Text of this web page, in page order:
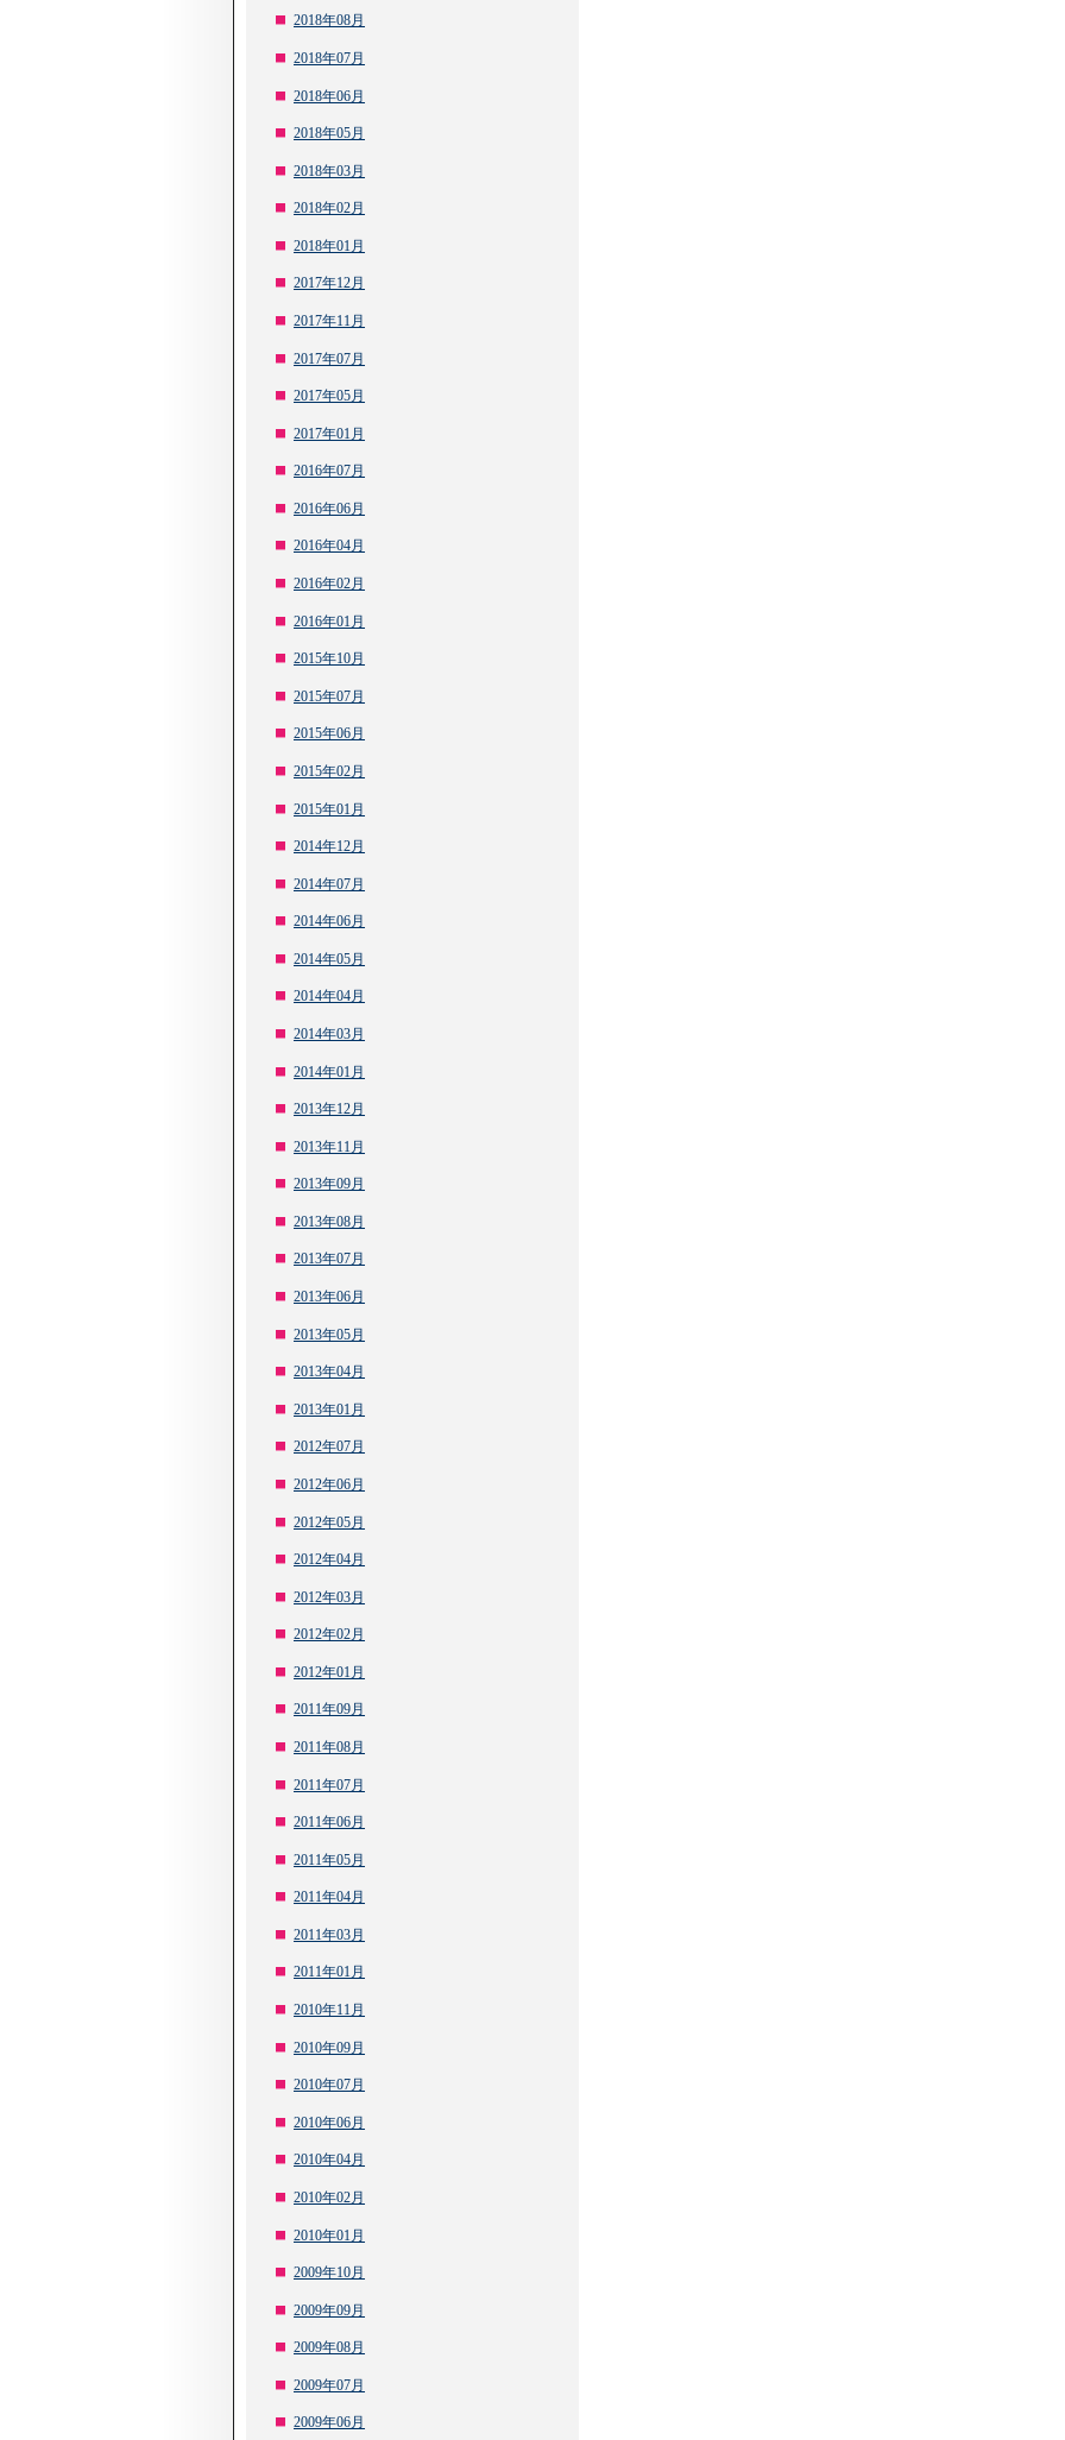
2018年08月
2018年07月
2018年06月
2018年05月
2018年03月
2018年02月
2018年01月
2017年12月
2017年11月
2017年07月
2017年05月
2017年01月
2016年07月
2016年06月
2016年04月
2016年02月
2016年01月
2015年10月
2015年07月
2015年06月
2015年02月
2015年01月
2014年12月
2014年07月
2014年06月
2014年05月
2014年04月
2014年03月
2014年01月
2013年12月
2013年11月
2013年09月
2013年08月
2013年07月
2013年06月
2013年05月
2013年04月
2013年01月
2012年07月
2012年06月
2012年05月
2012年04月
2012年03月
2012年02月
2012年01月
2011年09月
2011年08月
2011年07月
2011年06月
2011年05月
2011年04月
2011年03月
2011年01月
2010年11月
2010年09月
2010年07月
2010年06月
2010年04月
2010年02月
2010年01月
2009年10月
2009年09月
2009年08月
2009年07月
2009年06月